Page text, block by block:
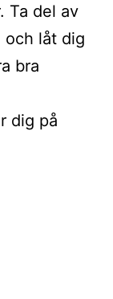
Ta del av
och låt dig
bra
dig på